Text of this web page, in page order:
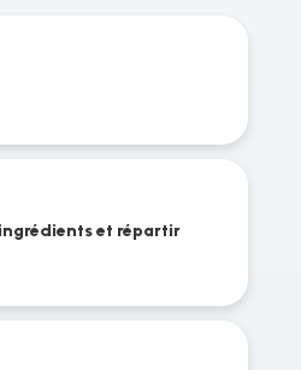
et répartir